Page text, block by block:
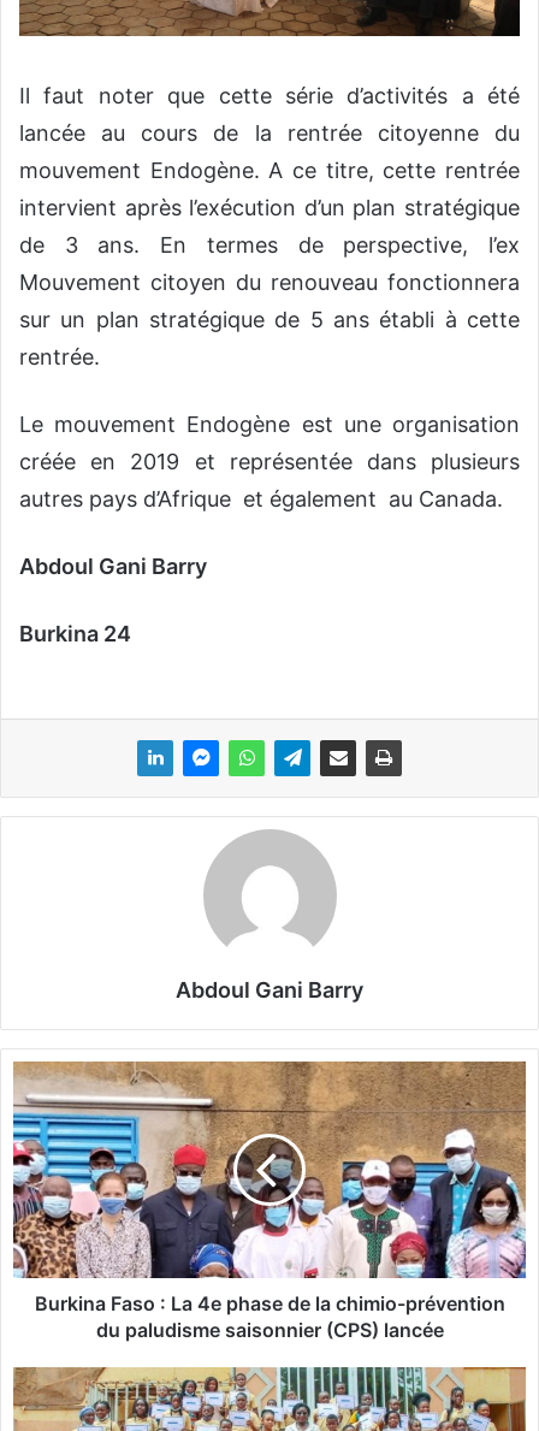
Il faut noter que cette série d’activités a été
lancée au cours de la rentrée citoyenne du
mouvement Endogène. A ce titre, cette rentrée
intervient après l’exécution d’un plan stratégique
de 3 ans. En termes de perspective, l’ex
Mouvement citoyen du renouveau fonctionnera
sur un plan stratégique de 5 ans établi à cette
rentrée.
Le mouvement Endogène est une organisation
créée en 2019 et représentée dans plusieurs
autres pays d’Afrique et également au Canada.
Abdoul Gani Barry
Burkina 24
Abdoul Gani Barry
B
u
r
k
i
n
a
F
a
L
a
Burkina Faso : La 4e phase de la chimio-prévention
du paludisme saisonnier (CPS) lancée
V
a